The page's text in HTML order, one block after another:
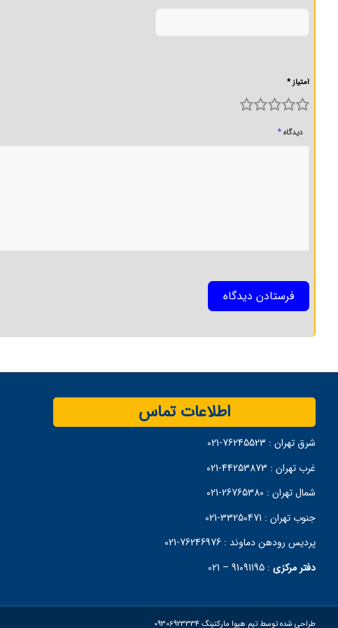
امتیاز *
4 3 2 1
دیدگاه*
اطلاعات تماس
شرق تهران : 76245523-021
غرب تهران : 44253873-021
شمال تهران :
جنوب تهران : 33250471-021
پردیس رودهن دماوند : 76246976-021
دفتر مرکزی :
91091195 – 021
طراحی شده توسط تیم هیوا مارکتینگ 09306923334